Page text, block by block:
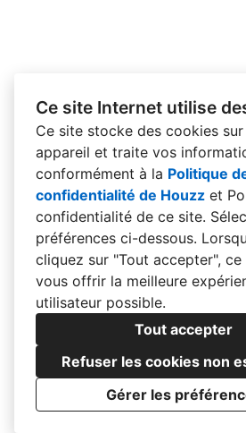
Ce site Internet utilise
Ce site stocke des cookies
appareil et traite vos
conformément à la Politique
confidentialité de Houzz et
confidentialité de ce site.
préférences ci-dessous.
cliquez sur "Tout accepter",
vous offrir la meilleure
utilisateur possible.
Tout accepter
Refuser les cookies non
Gérer les